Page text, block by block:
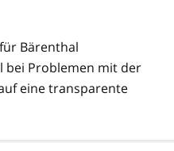
für Bärenthal
bei Problemen mit der
eine transparente